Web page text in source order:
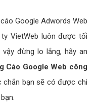
Google Adwords Web
VietWeb luôn được tối
đừng lo lắng, hãy an
Cáo Google Web công
chắn bạn sẽ có được chi